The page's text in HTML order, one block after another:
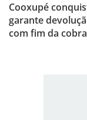
Cooxupé
garante
com fim da